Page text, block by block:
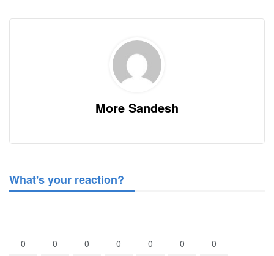
More Sandesh
What's your reaction?
0 0 0 0 0 0 0